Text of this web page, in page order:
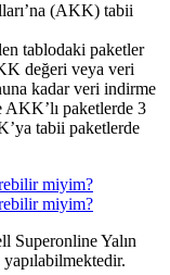
(AKK) tabii
tablodaki paketler
değeri veya veri
kadar veri indirme
AKK’lı paketlerde 3
tabii paketlerde
miyim?
miyim?
Superonline Yalın